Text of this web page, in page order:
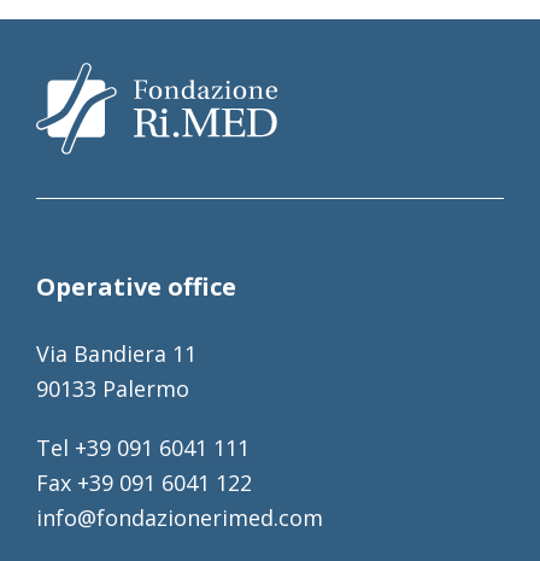
Operative office
Via Bandiera 11
90133 Palermo
Tel +39 091 6041 111
Fax +39 091 6041 122
info@fondazionerimed.com